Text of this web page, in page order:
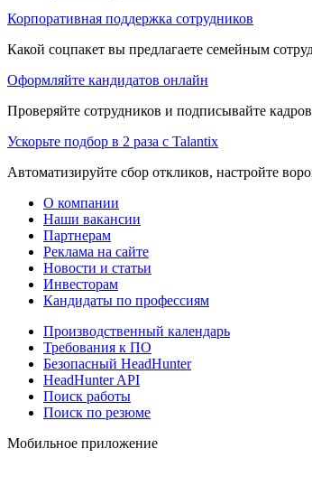
Корпоративная поддержка сотрудников
Какой соцпакет вы предлагаете семейным
Оформляйте кандидатов онлайн
Проверяйте сотрудников и подписывайте
Ускорьте подбор в 2 раза с Talantix
Автоматизируйте сбор откликов, настройте
О компании
Наши вакансии
Партнерам
Реклама на сайте
Новости и статьи
Инвесторам
Кандидаты по профессиям
Производственный календарь
Требования к ПО
Безопасный HeadHunter
HeadHunter API
Поиск работы
Поиск по резюме
Мобильное приложение